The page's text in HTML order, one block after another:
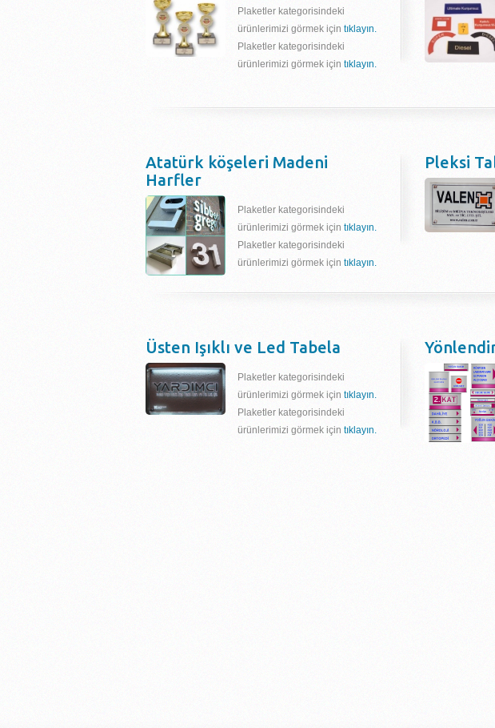
Plaketler kategorisindeki
ürünlerimizi görmek için tıklayın.
Plaketler kategorisindeki
ürünlerimizi görmek için tıklayın.
Atatürk köşeleri Madeni
Harfler
Plaketler kategorisindeki
ürünlerimizi görmek için tıklayın.
Plaketler kategorisindeki
ürünlerimizi görmek için tıklayın.
Pleksi
Üsten Işıklı ve Led Tabela
Plaketler kategorisindeki
ürünlerimizi görmek için tıklayın.
Plaketler kategorisindeki
ürünlerimizi görmek için tıklayın.